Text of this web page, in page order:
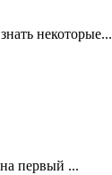
некоторые...
первый ...